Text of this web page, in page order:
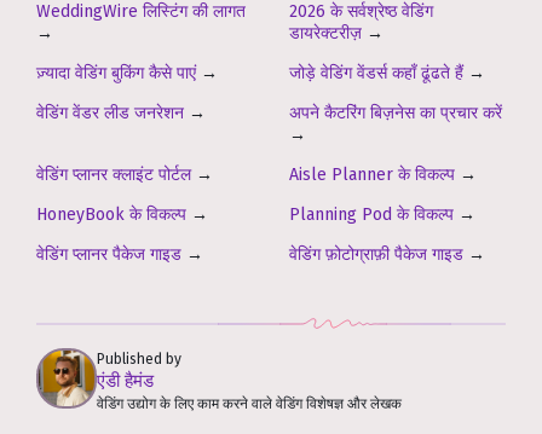
WeddingWire लिस्टिंग की लागत
→
2026 के सर्वश्रेष्ठ वेडिंग
डायरेक्टरीज़ →
ज़्यादा वेडिंग बुकिंग कैसे पाएं→ जोड़े वेडिंग वेंडर्स कहाँ ढूंढते हैं→
वेडिंग वेंडर लीड जनरेशन →
अपने कैटरिंग बिज़नेस का प्रचार करें
→
वेडिंग प्लानर क्लाइंट पोर्टल→ Aisle Planner के विकल्प →
HoneyBook के विकल्प → Planning Pod के विकल्प →
वेडिंग प्लानर पैकेज गाइड → वेडिंग फ़ोटोग्राफ़ी पैकेज गाइड →
Published by
एंडी हैमंड
वेडिंग उद्योग के लिए काम करने वाले वेडिंग विशेषज्ञ और लेखक